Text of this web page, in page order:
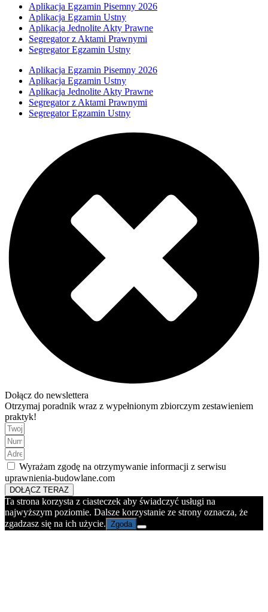
Aplikacja Egzamin Pisemny 2026
Aplikacja Egzamin Ustny
Aplikacja Jednolite Akty Prawne
Segregator z Aktami Prawnymi
Segregator Egzamin Ustny
Aplikacja Egzamin Pisemny 2026
Aplikacja Egzamin Ustny
Aplikacja Jednolite Akty Prawne
Segregator z Aktami Prawnymi
Segregator Egzamin Ustny
Dołącz do newslettera
Otrzymaj poradnik wraz z wypełnionym zbiorczym zestawieniem
praktyk!
Wyrażam zgodę na otrzymywanie informacji z serwisu
uprawnienia-budowlane.com
DOŁĄCZ TERAZ
Ta strona korzysta z ciasteczek aby świadczyć usługi na
najwyższym poziomie. Dalsze korzystanie ze strony oznacza, że
zgadzasz się na ich użycie. Zgoda